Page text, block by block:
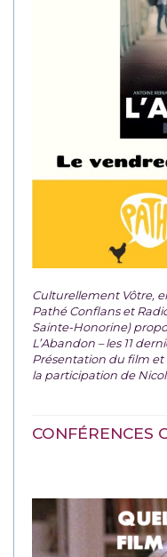
Culturellement Vôtre,
Pathé Conflans et
Sainte-Honorine)
L’Abandon – les 11
Présentation du film et
la participation de
CONFÉRENCES